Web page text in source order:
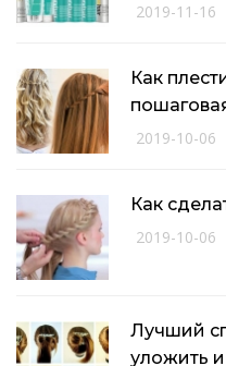
2019-11-16
Как
2019-10-06
Как
2019-10-06
Лучший
уложить